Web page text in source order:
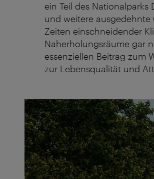
ein Teil des
und weitere ausgedehnte
Zeiten einschneidender
Naherholungsräume gar
essenziellen Beitrag zum
zur Lebensqualität und